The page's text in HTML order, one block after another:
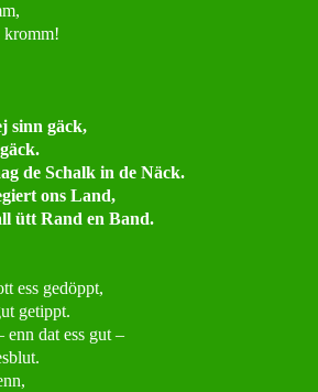
kromm!
sinn gäck,
de Schalk in de Näck.
ons Land,
ütt Rand en Band.
ess gedöppt,
getippt.
dat ess gut –